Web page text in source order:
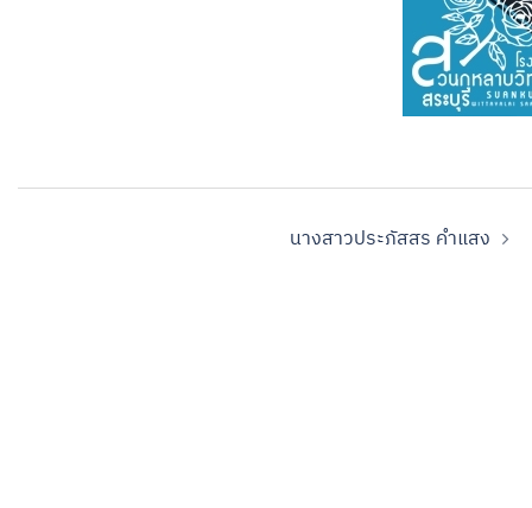
นางสาวประภัสสร คำแสง